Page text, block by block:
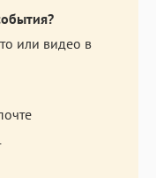
или видео в